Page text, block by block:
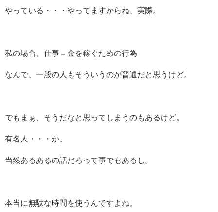
やっている・・・やってますからね、実際。
私の場合、仕事＝金を稼ぐための行為
なんで、一般の人もそういうのが普通だと思うけど。
でもまぁ、そうだなと思ってしまうのもあるけど。
有名人・・・か。
当然あるあるの話だろって事でもあるし。
本当に無駄な時間を使うんですよね。